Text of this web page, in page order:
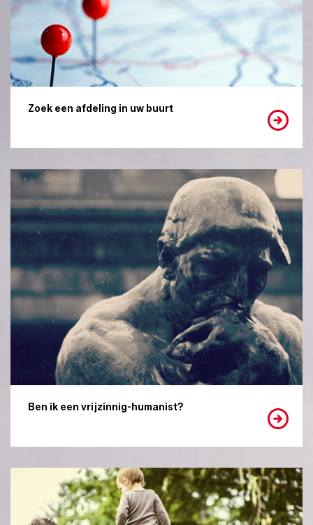
Zoek een afdeling in uw buurt
Ben ik een vrijzinnig-humanist?